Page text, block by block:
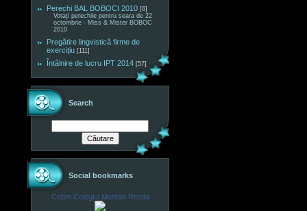
Perechi BAL BOBOCI 2010 [6]
Votați perechile pentru seara de 22
octombrie - Miss & Mister BOBOC
2010
Pregătire lingvistică firme de
exercițiu [111]
Întâlnire de lucru IPT 2014 [57]
Search
Social bookmarks
Cebm Colegiul Montan Resita